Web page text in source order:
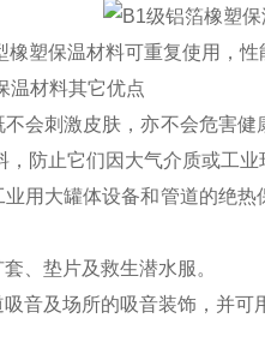
塑保温材料可重复使用，性
温材料其它优点
会刺激皮肤，亦不会危害
防止它们因大气介质或工业
用大罐体设备和管道的绝
、垫片及救生潜水服。
音及场所的吸音装饰，并可